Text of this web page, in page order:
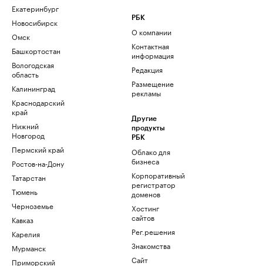
Екатеринбург
Новосибирск
Омск
Башкортостан
Вологодская
область
Калининград
Краснодарский
край
Нижний
Новгород
Пермский край
Ростов-на-Дону
Татарстан
Тюмень
Черноземье
Кавказ
Карелия
Мурманск
Приморский
РБК
О компании
Контактная
информация
Редакция
Размещение
рекламы
Другие
продукты
РБК
Облако для
бизнеса
Корпоративный
регистратор
доменов
Хостинг
сайтов
Рег.решения
Знакомства
Сайт